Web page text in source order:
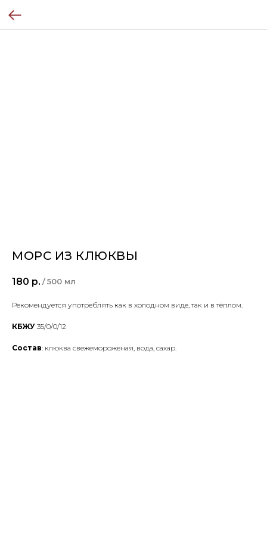
МОРС ИЗ КЛЮКВЫ
180 р. / 500 мл
Рекомендуется употреблять как в холодном виде, так и в тёплом.
КБЖУ 35/0/0/12
Состав: клюква свежемороженая, вода, сахар.